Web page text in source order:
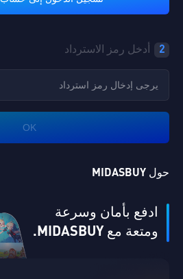
2 أدخل رمز الاسترداد
OK
حول MIDASBUY
ادفع بأمان وسرعة
ومتعة مع MIDASBUY.